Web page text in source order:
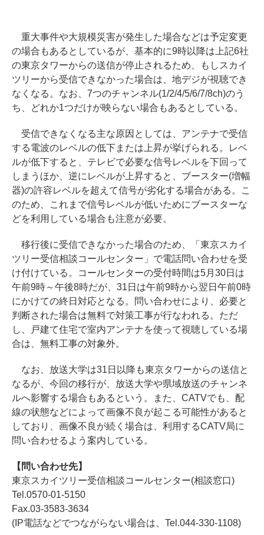
重大事件や大規模災害が発生した場合などは予定変更
の場合もあるとしているが、基本的に9時以降は上記6社
の東京タワーからの送信が停止されるため、もしスカイ
ツリーから受信できなかった場合は、地デジが視聴でき
なくなる。なお、7つのチャンネル(1/2/4/5/6/7/8ch)のう
ち、どれか1つだけが映らない場合もあるとしている。
受信できなくなる主な原因としては、アンテナで受信
する電波のレベルの低下または上昇が挙げられる。レベ
ルが低下すると、テレビで必要な信号レベルを下回って
しまうほか、逆にレベルが上昇すると、ブースター(増幅
器)の許容レベルを超えて信号が劣化する場合がある。こ
のため、これまで信号レベルが低いためにブースターな
どを利用している場合も注意が必要。
移行後に受信できなかった場合のため、「東京スカイ
ツリー受信相談コールセンター」で電話問い合わせを受
け付けている。コールセンターの受付時間は5月30日は
午前9時～午後8時だが、31日は午前9時から翌日午前0時
にかけての終日対応となる。問い合わせにより、必要と
判断された場合は無料で対策工事が行なわれる。ただ
し、戸建て住宅で室内アンテナを使って視聴している場
合は、無料工事の対象外。
なお、放送大学は31日以降も東京タワーからの送信と
なるが、今回の移行が、放送大学や県域放送のチャンネ
ルへ影響する場合もあるという。また、CATVでも、配
線の状態などによって画像不良が起こる可能性があると
しており、画像不良が続く場合は、利用するCATV局に
問い合わせるよう案内している。
【問い合わせ先】
東京スカイツリー受信相談コールセンター(相談窓口)
Tel.0570-01-5150
Fax.03-3583-3634
(IP電話などでつながらない場合は、Tel.044-330-1108)